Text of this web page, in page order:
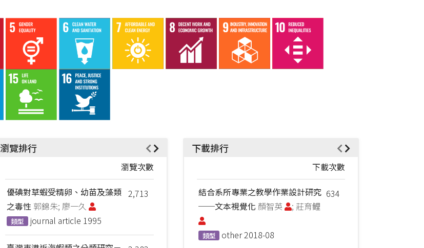
瀏覽排行
瀏覽次數
2,713
優碘對草蝦受精卵、幼苗及藻類
之毒性郭錦朱; 廖一久
類型 journal article 1995
下載排行
下載次數
634
結合系所專業之教學作業設計研究
──文本視覺化 顏智英 ; 莊育鲤
類型 other2018-08